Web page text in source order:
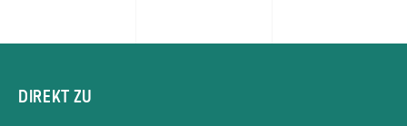
DIREKT ZU